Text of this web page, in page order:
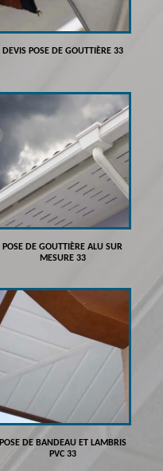
DEVIS POSE DE GOUTTIÈRE 33
POSE DE GOUTTIÈRE ALU SUR
MESURE 33
POSE DE BANDEAU ET LAMBRIS
PVC 33